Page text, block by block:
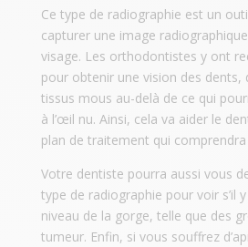
Ce type de radiographie est un
capturer une image
visage. Les orthodontistes y ont
pour obtenir une vision des dents,
tissus mous au-delà de ce qui
à l’œil nu. Ainsi, cela va aider le
plan de traitement qui
Votre dentiste pourra aussi vous
type de radiographie pour voir s’il
niveau de la gorge, telle que des
tumeur. Enfin, si vous souffrez